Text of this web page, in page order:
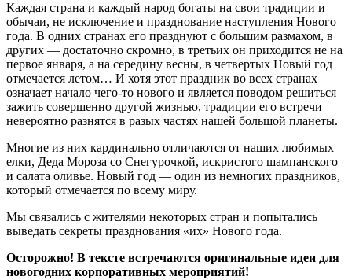
Каждая страна и каждый народ богаты на свои традиции и
обычаи, не исключение и празднование наступления Нового
года. В одних странах его празднуют с большим размахом, в
других — достаточно скромно, в третьих он приходится не на
первое января, а на середину весны, в четвертых Новый год
отмечается летом… И хотя этот праздник во всех странах
означает начало чего-то нового и является поводом решиться
зажить совершенно другой жизнью, традиции его встречи
невероятно разнятся в разых частях нашей большой планеты.
Многие из них кардинально отличаются от наших любимых
елки, Деда Мороза со Снегурочкой, искристого шампанского
и салата оливье. Новый год — один из немногих праздников,
который отмечается по всему миру.
Мы связались с жителями некоторых стран и попытались
выведать секреты празднования «их» Нового года.
Осторожно! В тексте встречаются оригинальные идеи для
новогодних корпоративных мероприятий!